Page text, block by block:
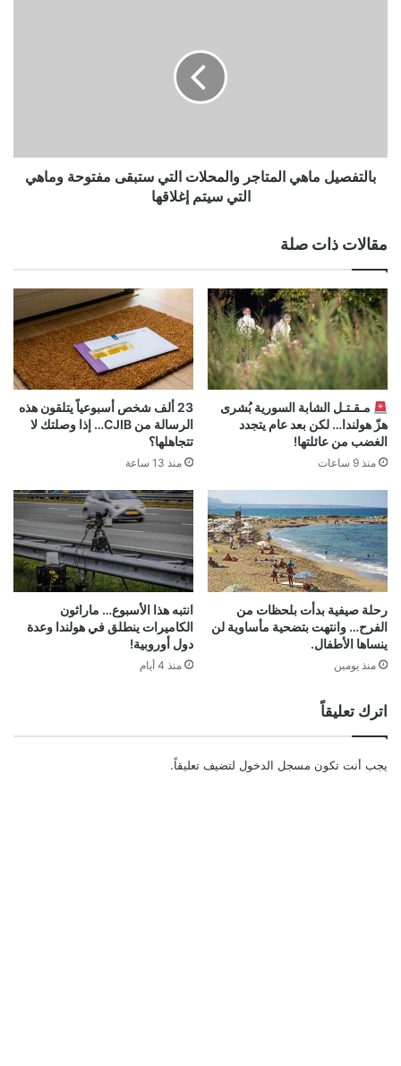
التي
سيتم
بالتفصيل ماهي المتاجر والمحلات التي ستبقى مفتوحة وماهي
التي سيتم إغلاقها
مقالات ذات صلة
مـقـتـل الشابة السورية بُشرى
هزّ هولندا… لكن بعد عام يتجدد
الغضب من عائلتها!
منذ 9 ساعات
23 ألف شخص أسبوعياً يتلقون هذه
الرسالة من CJIB… إذا وصلتك لا
تتجاهلها؟
منذ 13 ساعة
رحلة صيفية بدأت بلحظات من
الفرح… وانتهت بتضحية مأساوية لن
ينساها الأطفال.
منذ يومين
انتبه هذا الأسبوع… ماراثون
الكاميرات ينطلق في هولندا وعدة
دول أوروبية!
منذ 4 أيام
اترك تعليقاً
يجب أنت تكون مسجل الدخول لتضيف تعليقاً.